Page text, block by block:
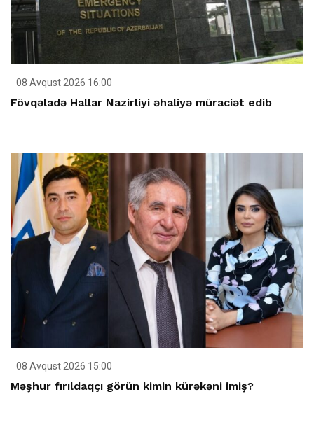
08 Avqust 2026 16:00
Fövqəladə Hallar Nazirliyi əhaliyə müraciət edib
08 Avqust 2026 15:00
Məşhur fırıldaqçı görün kimin kürəkəni imiş?